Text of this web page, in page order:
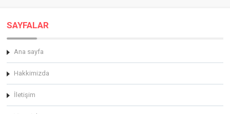
SAYFALAR
Ana sayfa
Hakkimizda
İletişim